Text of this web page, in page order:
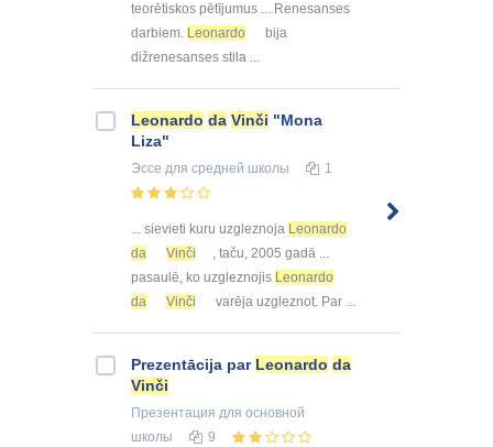
teorētiskos pētījumus ... Renesanses
darbiem. Leonardo
bija
dižrenesanses stila ...
Leonardo da Vinči "Mona
Liza"
Эссе для средней школы 1
... sievieti kuru uzgleznoja Leonardo
da
Vinči
, taču, 2005 gadā ...
pasaulē, ko uzgleznojis Leonardo
da
Vinči varēja uzgleznot. Par ...
Prezentācija par Leonardo da
Vinči
Презентация для основной
школы
9